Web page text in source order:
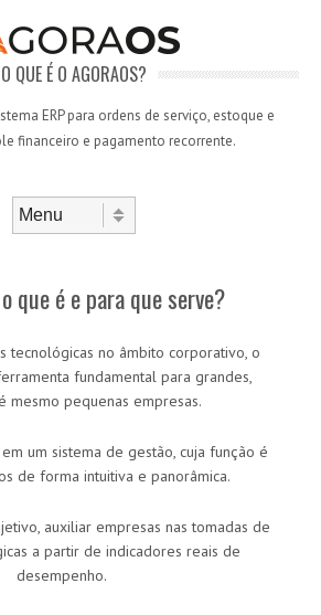
O QUE É O AGORAOS?
ERP para ordens de serviço, estoque e
financeiro e pagamento recorrente.
que é e para que serve?
tecnológicas no âmbito corporativo, o
fundamental para grandes,
mesmo pequenas empresas.
um sistema de gestão, cuja função é
de forma intuitiva e panorâmica.
auxiliar empresas nas tomadas de
a partir de indicadores reais de
desempenho.